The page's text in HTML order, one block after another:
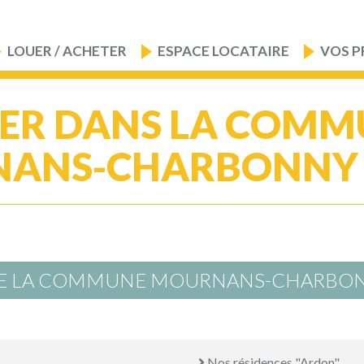
LOUER / ACHETER ESPACE LOCATAIRE VOS
DANS LA
LA COMMUNE MOURNANS-